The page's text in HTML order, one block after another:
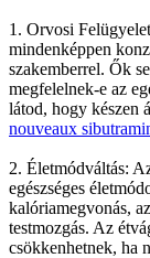
1. Orvosi
mindenképpen
szakemberrel. Ők
megfelelnek-e az
látod, hogy készen
nouveaux
2. Életmódváltás:
egészséges
kalóriamegvonás,
testmozgás. Az
csökkenhetnek, ha